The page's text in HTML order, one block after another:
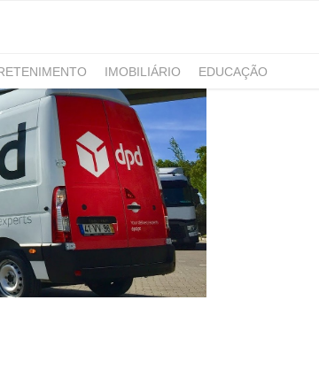
IMOBILIÁRIO
EDUCAÇÃO